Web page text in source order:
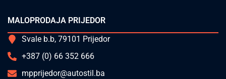
MALOPRODAJA PRIJEDOR
Svale b.b, 79101 Prijedor
+387 (0) 66 352 666
mpprijedor@autostil.ba